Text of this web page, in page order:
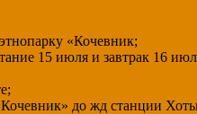
«Кочевник;
15 июля и завтрак 16
до жд станции